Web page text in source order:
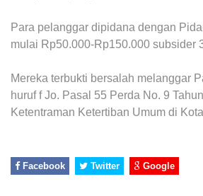
Para pelanggar dipidana dengan
mulai Rp50.000-Rp150.000 subsider
Mereka terbukti bersalah melanggar
huruf f Jo. Pasal 55 Perda No. 9
Ketentraman Ketertiban Umum di
Facebook Twitter Google